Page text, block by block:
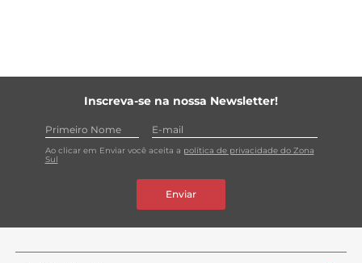
Inscreva-se na nossa Newsletter!
Ao clicar em Enviar você aceita a política de privacidade do Zona
Sul
Enviar